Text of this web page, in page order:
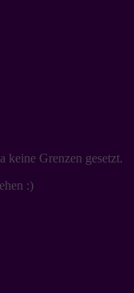
Grenzen gesetzt.
:)